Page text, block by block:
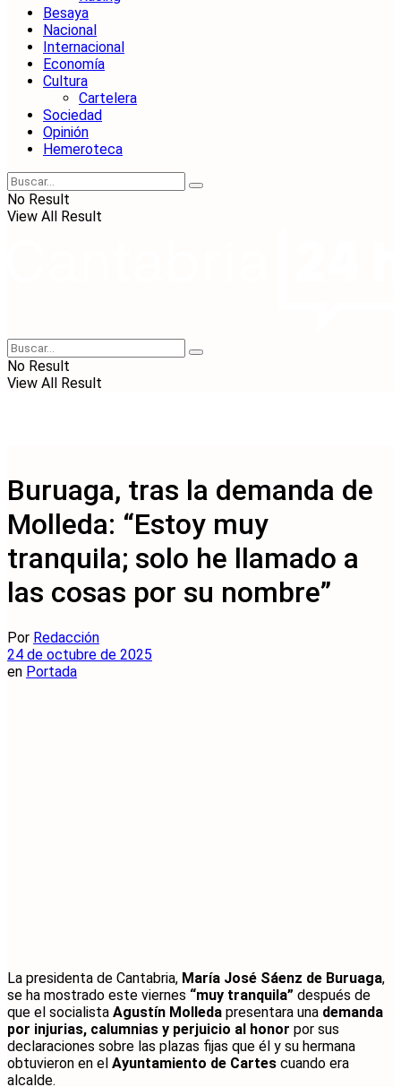
Besaya
Nacional
Internacional
Economía
Cultura
Cartelera
Sociedad
Opinión
Hemeroteca
No Result
View All Result
No Result
View All Result
Buruaga, tras la demanda de
Molleda: “Estoy muy
tranquila; solo he llamado a
las cosas por su nombre”
Por Redacción
24 de octubre de 2025
en Portada
La presidenta de Cantabria, María José Sáenz de Buruaga,
se ha mostrado este viernes “muy tranquila” después de
que el socialista Agustín Molleda presentara una demanda
por injurias, calumnias y perjuicio al honor por sus
declaraciones sobre las plazas fijas que él y su hermana
obtuvieron en el Ayuntamiento de Cartes cuando era
alcalde.